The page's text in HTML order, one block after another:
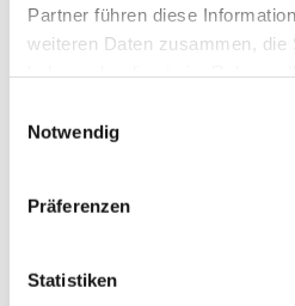
Partner führen diese
weiteren Daten zusammen, die
Notwendig
Präferenzen
Statistiken
(MwSt. Inkl.)
Klappenaussteller beige Kunststoff, 2er SB-
Inhalt: 2 Stück